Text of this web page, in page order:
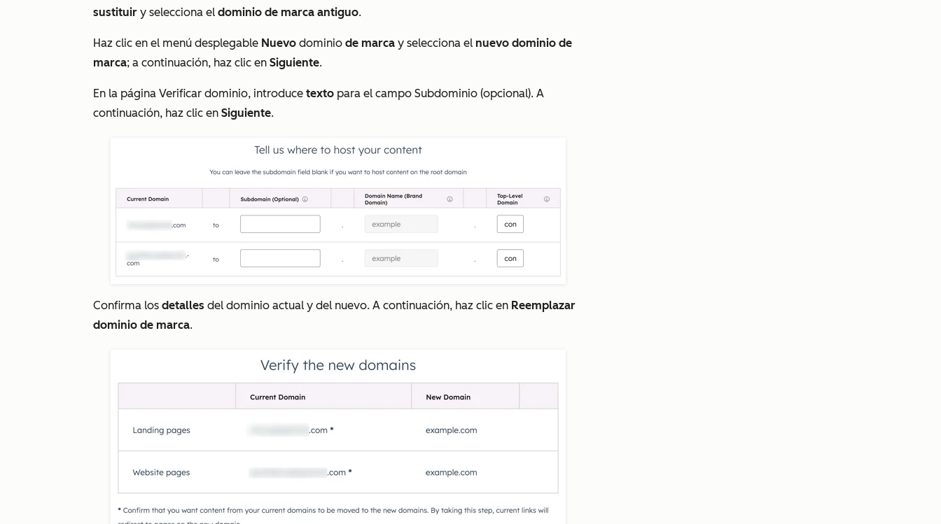
sustituir y selecciona el dominio de marca antiguo.
Haz clic en el menú desplegable Nuevo dominio de marca y selecciona el nuevo dominio de
marca; a continuación, haz clic en Siguiente.
En la página Verificar dominio, introduce texto para el campo Subdominio (opcional). A
continuación, haz clic en Siguiente.
Confirma los detalles del dominio actual y del nuevo. A continuación, haz clic en Reemplazar
dominio de marca.